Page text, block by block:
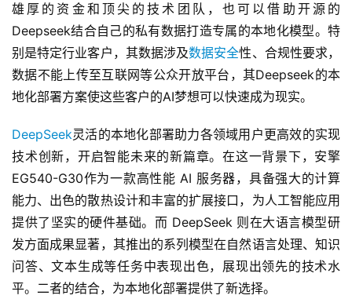
雄厚的资金和顶尖的技术团队，也可以借助开源的
Deepseek结合自己的私有数据打造专属的本地化模型。特
别是特定行业客户，其数据涉及数据安全性、合规性要求，
数据不能上传至互联网等公众开放平台，其Deepseek的本
地化部署方案使这些客户的AI梦想可以快速成为现实。
DeepSeek灵活的本地化部署助力各领域用户更高效的实现
技术创新，开启智能未来的新篇章。在这一背景下，安擎
EG540-G30作为一款高性能 AI 服务器，具备强大的计算
能力、出色的散热设计和丰富的扩展接口，为人工智能应用
提供了坚实的硬件基础。而 DeepSeek 则在大语言模型研
发方面成果显著，其推出的系列模型在自然语言处理、知识
问答、文本生成等任务中表现出色，展现出领先的技术水
平。二者的结合，为本地化部署提供了新选择。